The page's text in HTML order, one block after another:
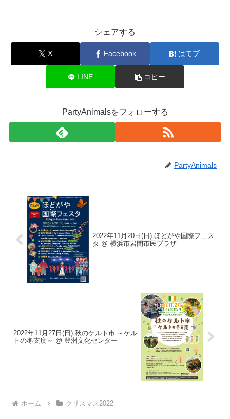
シェアする
X Facebook はてブ
LINE コピー
PartyAnimalsをフォローする
PartyAnimals
2022年11月20日(日) ほどがや国際フェス
タ @ 横浜市岩間市民プラザ
2022年11月27日(日) 秋のケルト市 ～ケル
トの冬支度～ @ 豊洲文化センター
ホーム クリスマス2022